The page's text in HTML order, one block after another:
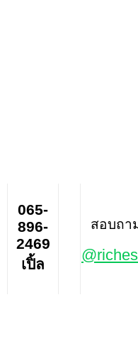
065-
896-
2469
เปิ้ล
สอบถา